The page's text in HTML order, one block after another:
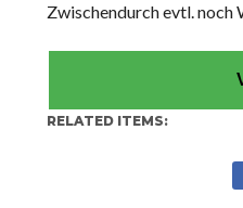
Zwischendurch evtl. noch
RELATED ITEMS: